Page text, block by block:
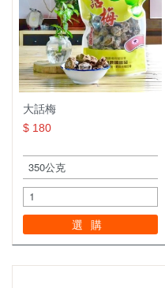
茶葉罐系列
陳年Ｑ梅系列
橄欖系列
棗子系列
暢銷產品專區
休閒食品系列
皇族食品
大話梅
$ 180
選購